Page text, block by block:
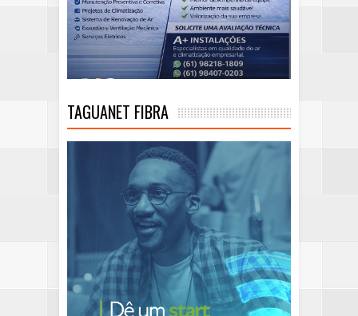
TAGUANET FIBRA